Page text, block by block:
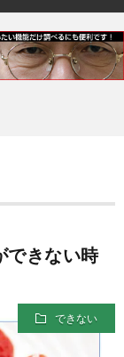
ッ
ー
ジ
デ
ン
ス
拶
きない時
できない